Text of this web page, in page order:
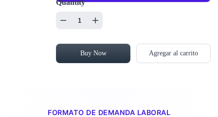
Quantity
Buy Now Agregar al carrito
FORMATO DE DEMANDA LABORAL